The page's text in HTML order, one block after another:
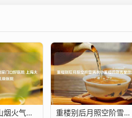
藏在上海宝山烟火气里的家门口好医院 上海大场医院是几级医院 重楼别后月照空阶雪满衣中重楼的别名是什么